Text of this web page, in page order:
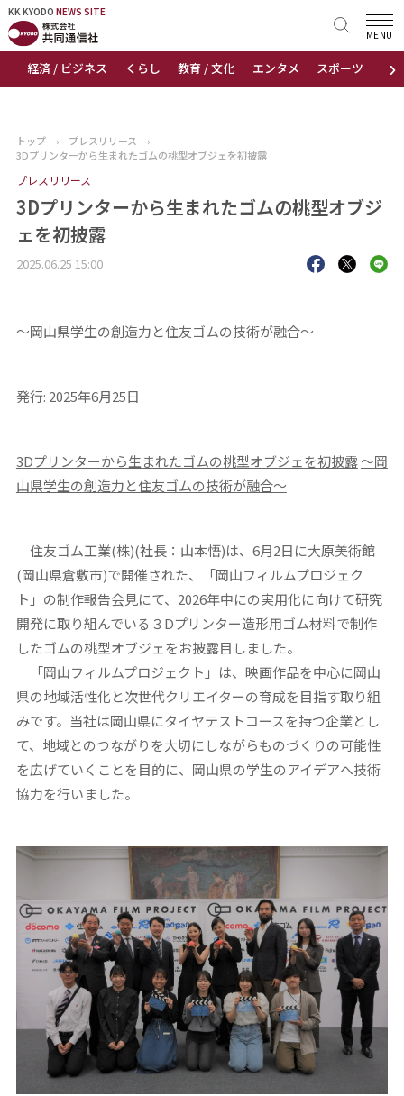
KK KYODO NEWS SITE
›
経済 / ビジネス くらし 教育 / 文化 エンタメ スポーツ 地域
MENU
KK KYODONEWS SITE
トップページ
ニュース
おすすめコンテンツ
出版物
トップ › プレスリリース
›
3Dプリンターから生まれたゴムの桃型オブジェを初披露
プレスリリース
3Dプリンターから生まれたゴムの桃型オブジ
ェを初披露
2025.06.25 15:00
～岡山県学生の創造力と住友ゴムの技術が融合～
発行: 2025年6月25日
3Dプリンターから生まれたゴムの桃型オブジェを初披露～岡
山県学生の創造力と住友ゴムの技術が融合～
住友ゴム工業(株)(社長：山本悟)は、6月2日に大原美術館
(岡山県倉敷市)で開催された、「岡山フィルムプロジェク
ト」の制作報告会見にて、2026年中にの実用化に向けて研究
開発に取り組んでいる３Dプリンター造形用ゴム材料で制作
したゴムの桃型オブジェをお披露目しました。
「岡山フィルムプロジェクト」は、映画作品を中心に岡山
県の地域活性化と次世代クリエイターの育成を目指す取り組
みです。当社は岡山県にタイヤテストコースを持つ企業とし
て、地域とのつながりを大切にしながらものづくりの可能性
を広げていくことを目的に、岡山県の学生のアイデアへ技術
協力を行いました。